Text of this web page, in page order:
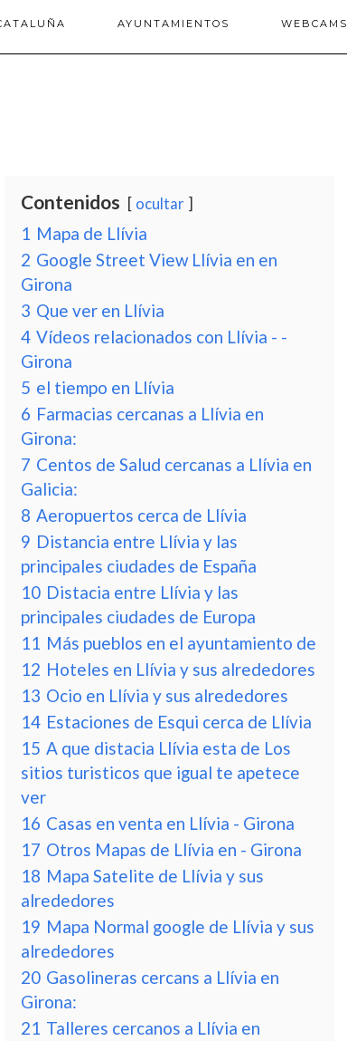
AYUNTAMIENTOS WEBCAMS
Contenidos ocultar
1 Mapa de Llívia
2 Google Street View Llívia en en
Girona
3 Que ver en Llívia
4 Vídeos relacionados con Llívia - -
Girona
5 el tiempo en Llívia
6 Farmacias cercanas a Llívia en
Girona:
7 Centos de Salud cercanas a Llívia en
Galicia:
8 Aeropuertos cerca de Llívia
9 Distancia entre Llívia y las
principales ciudades de España
10 Distacia entre Llívia y las
principales ciudades de Europa
11 Más pueblos en el ayuntamiento de
12 Hoteles en Llívia y sus alrededores
13 Ocio en Llívia y sus alrededores
14 Estaciones de Esqui cerca de Llívia
15 A que distacia Llívia esta de Los
sitios turisticos que igual te apetece
ver
16 Casas en venta en Llívia - Girona
17 Otros Mapas de Llívia en - Girona
18 Mapa Satelite de Llívia y sus
alrededores
19 Mapa Normal google de Llívia y sus
alrededores
20 Gasolineras cercans a Llívia en
Girona:
21 Talleres cercanos a Llívia en